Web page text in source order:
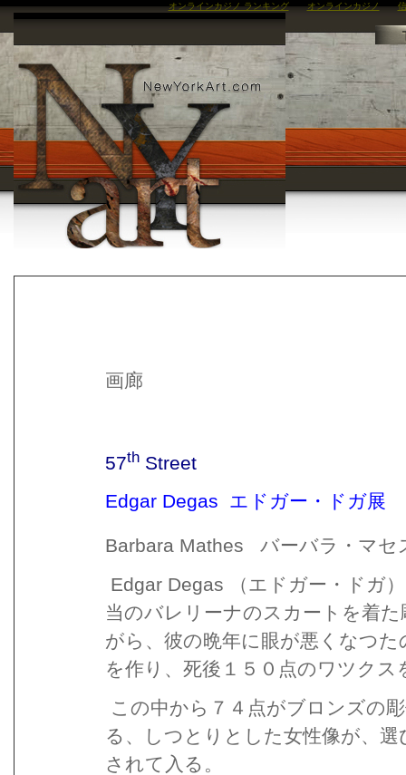
オンラインカジノ ランキング オンラインカジノ
画廊
57th Street
Edgar Degas
エドガー・ドガ展
Barbara Mathes バーバラ・マセ
Edgar Degas
（エドガー・ドガ
当のバレリーナのスカートを着
がら、彼の晩年に眼が悪くなつ
を作り、死後１５０点のワツク
この中から７４点がブロンズの
る、しつとりとした女性像が、
されて入る。